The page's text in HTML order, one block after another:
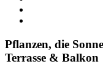
Pflanzen, die
Terrasse & Balkon